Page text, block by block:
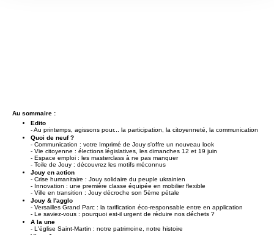
Au sommaire :
Edito
- Au printemps, agissons pour... la participation, la citoyenneté, la communication
Quoi de neuf ?
- Communication : votre Imprimé de Jouy s'offre un nouveau look
- Vie citoyenne : élections législatives, les dimanches 12 et 19 juin
- Espace emploi : les masterclass à ne pas manquer
- Toile de Jouy : découvrez les motifs méconnus
Jouy en action
- Crise humanitaire : Jouy solidaire du peuple ukrainien
- Innovation : une première classe équipée en mobilier flexible
- Ville en transition : Jouy décroche son 5ème pétale
Jouy & l'agglo
- Versailles Grand Parc : la tarification éco-responsable entre en application
- Le saviez-vous : pourquoi est-il urgent de réduire nos déchets ?
A la une
- L'église Saint-Martin : notre patrimoine, notre histoire